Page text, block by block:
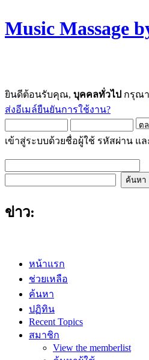
Music Massage
ยินดีต้อนรับคุณ, บุคคลทั่วไป กรุณา
ส่งอีเมล์ยืนยันการใช้งาน?
เข้าสู่ระบบด้วยชื่อผู้ใช้ รหัสผ่าน แล
ข่าว:
หน้าแรก
ช่วยเหลือ
ค้นหา
ปฏิทิน
Recent Topics
สมาชิก
View the memberlist